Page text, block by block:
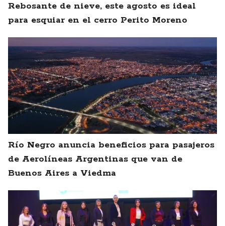
Rebosante de nieve, este agosto es ideal
para esquiar en el cerro Perito Moreno
Río Negro anuncia beneficios para pasajeros
de Aerolíneas Argentinas que van de
Buenos Aires a Viedma